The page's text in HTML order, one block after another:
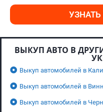
ВЫКУП АВТО В
Выкуп автомобилей в
Выкуп автомобилей в
Выкуп автомобилей в